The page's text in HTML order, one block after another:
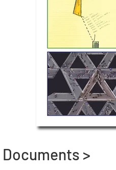
Documents >